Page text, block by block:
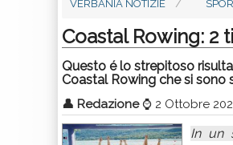
VERBANIA NOTIZIE
Coastal Rowing: 2
Questo é lo strepitoso
Coastal Rowing che si sono
👤 Redazione ⌚ 2 Ottobre
In un